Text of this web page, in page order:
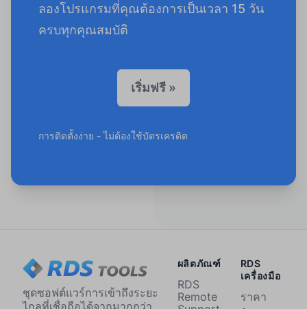
ลองโปรแกรมที่คุณต้องการเป็นเวลา 15 วัน
ครบทุกคุณสมบัติ
เริ่มฟรี »
การติดตั้งง่าย - ไม่ต้องใช้บัตรเครดิต
ชุดซอฟต์แวร์การเข้าถึงระยะ
ไกลที่เชื่อถือได้จากมากกว่า
ผลิตภัณฑ์
RDS
Remote
RDS
เครื่องมือ
ราคา